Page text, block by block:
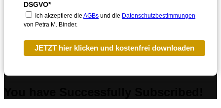
DSGVO*
Ich akzeptiere die AGBs und die Datenschutzbestimmungen
von Petra M. Binder.
JETZT hier klicken und kostenfrei downloaden